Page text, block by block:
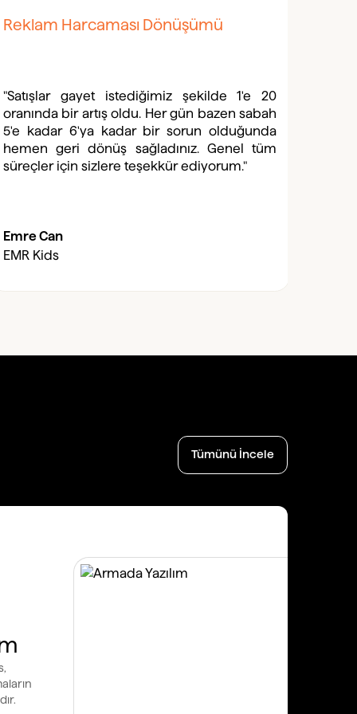
Reklam Harcaması Dönüşümü
"Satışlar gayet istediğimiz şekilde 1'e 20
oranında bir artış oldu. Her gün bazen sabah
5'e kadar 6'ya kadar bir sorun olduğunda
hemen geri dönüş sağladınız. Genel tüm
süreçler için sizlere teşekkür ediyorum."
Emre Can
EMR Kids
Tümünü İncele